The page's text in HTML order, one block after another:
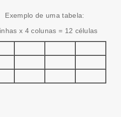
Exemplo de uma tabela:
x 4 colunas = 12 células